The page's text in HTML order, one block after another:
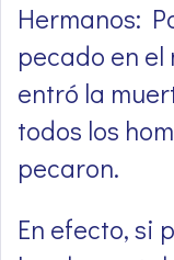
Hermanos:
pecado en el
entró la
todos los
pecaron.
En efecto, si